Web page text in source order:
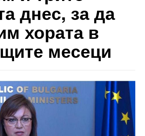
днес, за да
хората в
месеци